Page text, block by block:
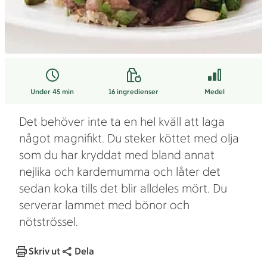
Under 45 min 16 ingredienser Medel
Det behöver inte ta en hel kväll att laga
något magnifikt. Du steker köttet med olja
som du har kryddat med bland annat
nejlika och kardemumma och låter det
sedan koka tills det blir alldeles mört. Du
serverar lammet med bönor och
nötströssel.
Skriv ut Dela